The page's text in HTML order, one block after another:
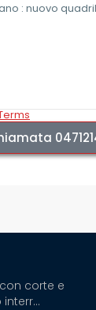
corte e